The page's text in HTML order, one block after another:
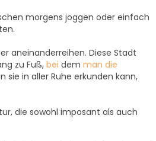
morgens joggen oder einfach
aneinanderreihen. Diese Stadt
zu Fuß, bei dem man die
sie in aller Ruhe erkunden kann,
die sowohl imposant als auch